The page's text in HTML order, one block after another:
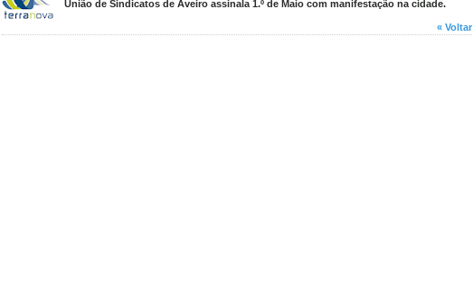
União de Sindicatos de Aveiro assinala 1.º de Maio com manifestação na cidade.
« Voltar